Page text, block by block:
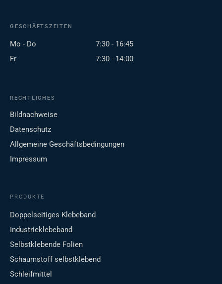
GESCHÄFTSZEITEN
Mo - Do
7:30 - 16:45
Fr
7:30 - 14:00
RECHTLICHES
Bildnachweise
Datenschutz
Allgemeine Geschäftsbedingungen
Impressum
PRODUKTE
Doppelseitiges Klebeband
Industrieklebeband
Selbstklebende Folien
Schaumstoff selbstklebend
Schleifmittel